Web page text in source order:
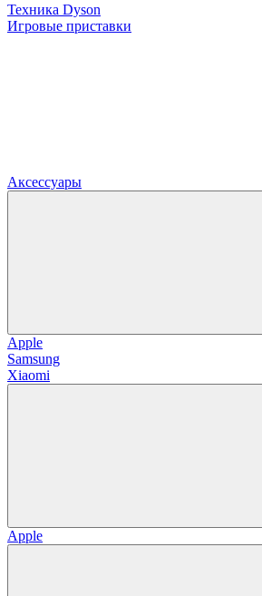
Техника Dyson
Игровые приставки
Аксессуары
Apple
Samsung
Xiaomi
Apple